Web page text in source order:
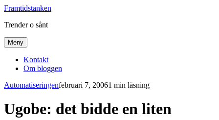
Framtidstanken
Trender o sånt
Meny
Kontakt
Om bloggen
Automatiseringenfebruari 7, 20061 min läsning
Ugobe: det bidde en liten